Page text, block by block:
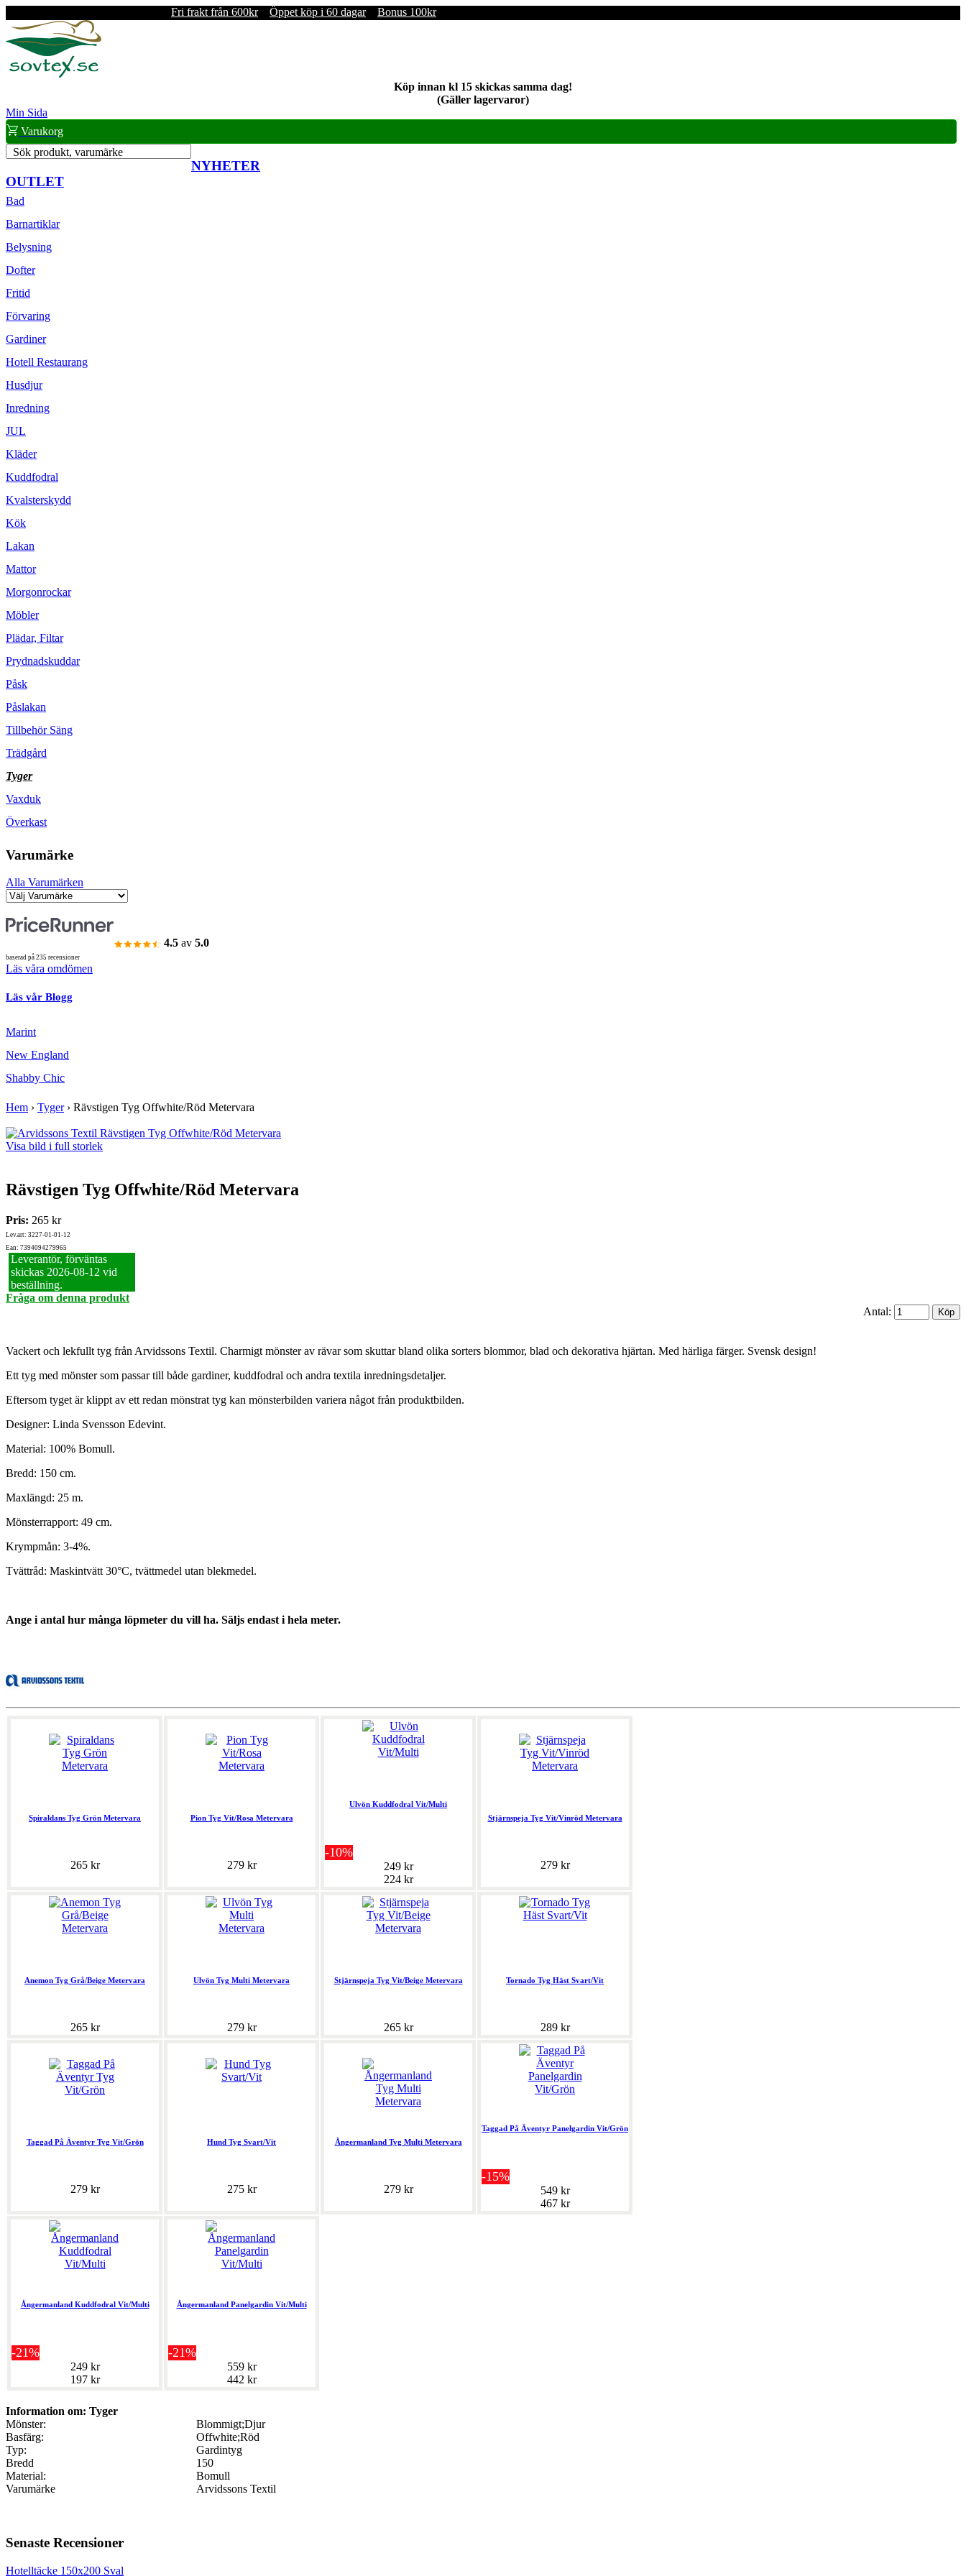
Fri frakt från 600kr Öppet köp i 60 dagar Bonus 100kr
Köp innan kl 15 skickas samma dag!
(Gäller lagervaror)
Min Sida
Varukorg
Sök produkt, varumärke
NYHETER
OUTLET
Bad
Barnartiklar
Belysning
Dofter
Fritid
Förvaring
Gardiner
Hotell Restaurang
Husdjur
Inredning
JUL
Kläder
Kuddfodral
Kvalsterskydd
Kök
Lakan
Mattor
Morgonrockar
Möbler
Plädar, Filtar
Prydnadskuddar
Påsk
Påslakan
Tillbehör Säng
Trädgård
Tyger
Vaxduk
Överkast
Varumärke
Alla Varumärken
4.5 av 5.0
baserad på 235 recensioner
Läs våra omdömen
Läs vår Blogg
Marint
New England
Shabby Chic
Hem › Tyger› Rävstigen Tyg Offwhite/Röd Metervara
Visa bild i full storlek
Rävstigen Tyg Offwhite/Röd Metervara
Pris: 265 kr
Lev.art: 3227-01-01-12
Ean: 7394094279965
Leverantör, förväntas
skickas 2026‑08‑12 vid
beställning.
Fråga om denna produkt
Antal:
Vackert och lekfullt tyg från Arvidssons Textil. Charmigt mönster av rävar som skuttar bland olika sorters blommor, blad och dekorativa hjärtan. Med härliga färger. Svensk design!
Ett tyg med mönster som passar till både gardiner, kuddfodral och andra textila inredningsdetaljer.
Eftersom tyget är klippt av ett redan mönstrat tyg kan mönsterbilden variera något från produktbilden.
Designer: Linda Svensson Edevint.
Material: 100% Bomull.
Bredd: 150 cm.
Maxlängd: 25 m.
Mönsterrapport: 49 cm.
Krympmån: 3-4%.
Tvättråd: Maskintvätt 30°C, tvättmedel utan blekmedel.
Ange i antal hur många löpmeter du vill ha. Säljs endast i hela meter.
Spiraldans Tyg Grön Metervara
265 kr
Pion Tyg Vit/Rosa Metervara
279 kr
Ulvön Kuddfodral Vit/Multi
-10%
249 kr
224 kr
Stjärnspeja Tyg Vit/Vinröd Metervara
279 kr
Anemon Tyg Grå/Beige Metervara
265 kr
Ulvön Tyg Multi Metervara
279 kr
Stjärnspeja Tyg Vit/Beige Metervara
265 kr
Tornado Tyg Häst Svart/Vit
289 kr
Taggad På Äventyr Tyg Vit/Grön
279 kr
Hund Tyg Svart/Vit
275 kr
Ångermanland Tyg Multi Metervara
279 kr
Taggad På Äventyr Panelgardin Vit/Grön
-15%
549 kr
467 kr
Ångermanland Kuddfodral Vit/Multi
-21%
249 kr
197 kr
Ångermanland Panelgardin Vit/Multi
-21%
559 kr
442 kr
Information om: Tyger
Mönster:
Blommigt;Djur
Basfärg:
Offwhite;Röd
Typ:
Gardintyg
Bredd
150
Material:
Bomull
Varumärke
Arvidssons Textil
Senaste Recensioner
Hotelltäcke 150x200 Sval